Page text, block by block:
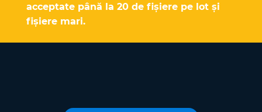
acceptate până la 20 de fișiere pe lot și
fișiere mari.